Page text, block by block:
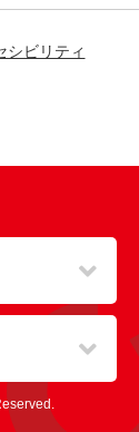
シビリティ